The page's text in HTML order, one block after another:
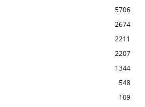
5706
2674
2211
2207
1344
548
109